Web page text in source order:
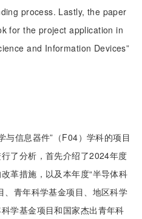
process. Lastly, the paper
for the project application in
and Information Devices”
与信息器件”（F04）学科的项目
了分析，首先介绍了2024年度
革措施，以及本年度“半导体科
、青年科学基金项目、地区科学
学基金项目和国家杰出青年科